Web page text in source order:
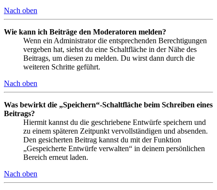
Nach oben
Wie kann ich Beiträge den Moderatoren melden?
Wenn ein Administrator die entsprechenden Berechtigungen
vergeben hat, siehst du eine Schaltfläche in der Nähe des
Beitrags, um diesen zu melden. Du wirst dann durch die
weiteren Schritte geführt.
Nach oben
Was bewirkt die „Speichern“-Schaltfläche beim Schreiben eines
Beitrags?
Hiermit kannst du die geschriebene Entwürfe speichern und
zu einem späteren Zeitpunkt vervollständigen und absenden.
Den gesicherten Beitrag kannst du mit der Funktion
„Gespeicherte Entwürfe verwalten“ in deinem persönlichen
Bereich erneut laden.
Nach oben